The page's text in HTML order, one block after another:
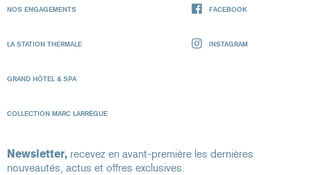
NOS ENGAGEMENTS
LA STATION THERMALE
GRAND HÔTEL & SPA
COLLECTION MARC LARRÈGUE
FACEBOOK
INSTAGRAM
Newsletter, recevez en avant-première les dernières
nouveautés, actus et offres exclusives.